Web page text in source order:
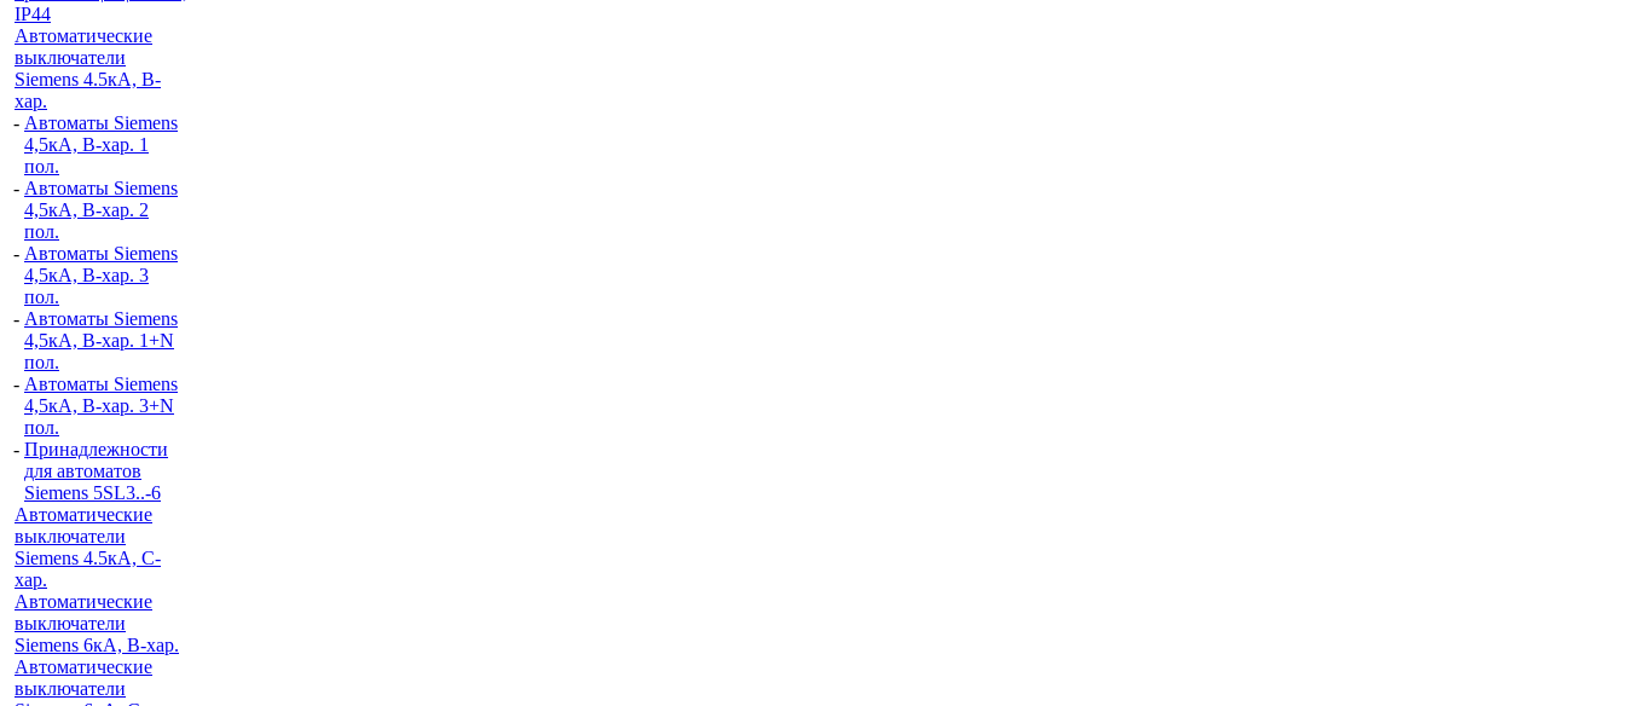
IP44
Автоматические
выключатели
Siemens 4.5кА, B-
хар.
- Автоматы Siemens
4,5кА, B-хар. 1
пол.
- Автоматы Siemens
4,5кА, B-хар. 2
пол.
- Автоматы Siemens
4,5кА, B-хар. 3
пол.
- Автоматы Siemens
4,5кА, B-хар. 1+N
пол.
- Автоматы Siemens
4,5кА, B-хар. 3+N
пол.
- Принадлежности
для автоматов
Siemens 5SL3..-6
Автоматические
выключатели
Siemens 4.5кА, C-
хар.
Автоматические
выключатели
Siemens 6кА, B-хар.
Автоматические
выключатели